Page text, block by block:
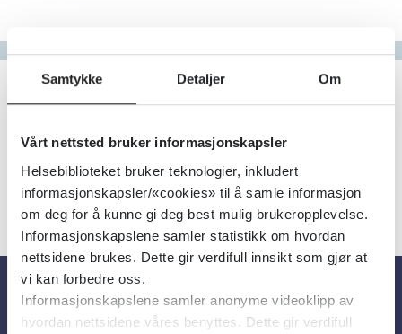
Samtykke Detaljer Om
Vårt nettsted bruker informasjonskapsler
Helsebiblioteket bruker teknologier, inkludert
informasjonskapsler/«cookies» til å samle informasjon
om deg for å kunne gi deg best mulig brukeropplevelse.
Informasjonskapslene samler statistikk om hvordan
nettsidene brukes. Dette gir verdifull innsikt som gjør at
vi kan forbedre oss.
Informasjonskapslene samler anonyme videoklipp av
hvordan nettsidene våres benyttes. Dette gir verdifull
Gå til bokstav
Filter
Om oss